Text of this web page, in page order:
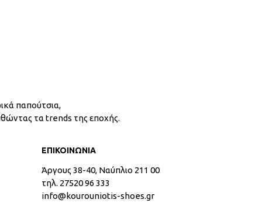
παπούτσια,
τα trends της εποχής.
ΕΠΙΚΟΙΝΩΝΙΑ
Άργους 38-40, Ναύπλιο 211 00
τηλ. 27520 96 333
info@kourouniotis-shoes.gr